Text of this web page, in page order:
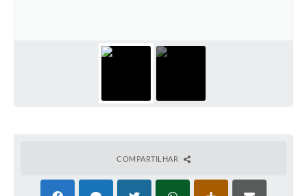
COMPARTILHAR